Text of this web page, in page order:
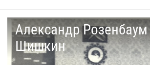
Александр
Шишкин